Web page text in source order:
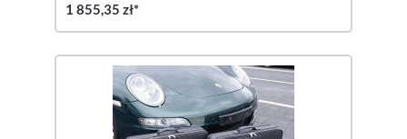
1 855,35 zł*